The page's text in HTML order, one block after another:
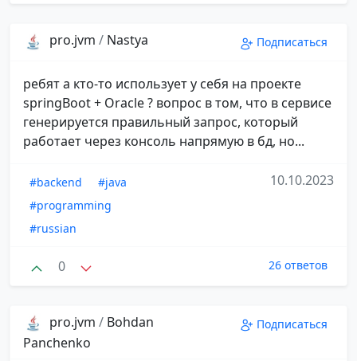
pro.jvm / Nastya Подписаться
ребят а кто-то использует у себя на проекте
springBoot + Oracle ? вопрос в том, что в сервисе
генерируется правильный запрос, который
работает через консоль напрямую в бд, но...
#backend
#java
#programming
#russian
10.10.2023
0 26 ответов
pro.jvm / Bohdan
Panchenko
Подписаться